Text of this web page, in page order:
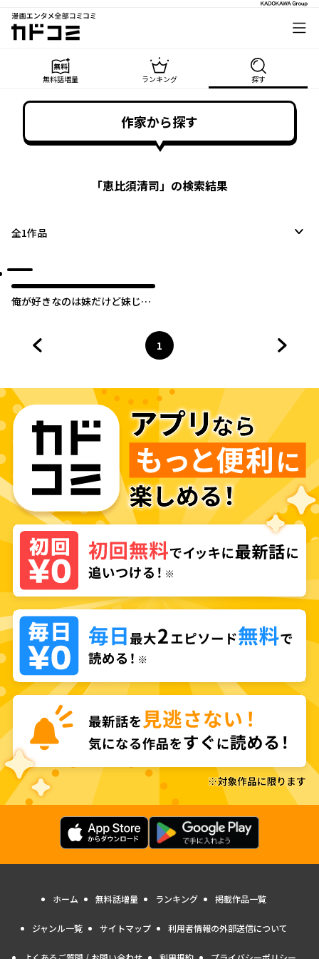
漫画エンタメ全部コミコミ
カドコミ
無料話増量 ランキング 探す
作家から探す
「恵比須清司」の検索結果
全1作品
俺が好きなのは妹だけど妹じゃ
ページ
1
へ
ホーム 無料話増量 ランキング 掲載作品一覧
ジャンル一覧 サイトマップ 利用者情報の外部送信について